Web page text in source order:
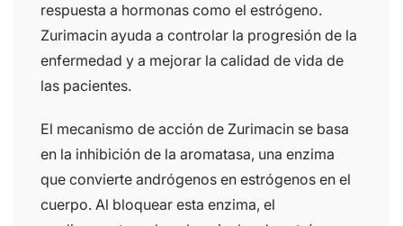
respuesta a hormonas como el estrógeno.
Zurimacin ayuda a controlar la progresión de la
enfermedad y a mejorar la calidad de vida de
las pacientes.
El mecanismo de acción de Zurimacin se basa
en la inhibición de la aromatasa, una enzima
que convierte andrógenos en estrógenos en el
cuerpo. Al bloquear esta enzima, el